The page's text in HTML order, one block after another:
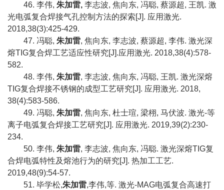
46. 李伟, 朱加雷, 李志波, 焦向东, 冯聪, 蔡源超, 王凯. 激
光电弧复合焊接气孔控制方法的探索[J]. 应用激光.
2018,38(3):425-429.
47. 冯聪, 朱加雷, 焦向东, 李志波, 蔡源超, 李伟. 激光深
熔TIG复合焊工艺适应性研究[J].应用激光. 2018,38(4):578-
582.
48. 李伟, 朱加雷, 李志波, 焦向东, 冯聪, 王凯. 激光深熔
TIG复合焊接不锈钢的成型工艺研究[J]. 应用激光. 2018,
38(4):583-586.
49. 冯聪, 朱加雷, 焦向东, 杜士瑄, 梁栩, 马伏波. 激光-等
离子电弧复合焊接工艺研究[J]. 应用激光. 2019,39(2):230-
234.
50. 李伟, 朱加雷, 李志波, 焦向东, 冯聪. 激光深熔TIG复
合焊电弧特性及熔池行为的研究[J]. 热加工工艺.
2019,48(9):54-57.
51. 毕学松,朱加雷,李伟,等. 激光-MAG电弧复合高速打